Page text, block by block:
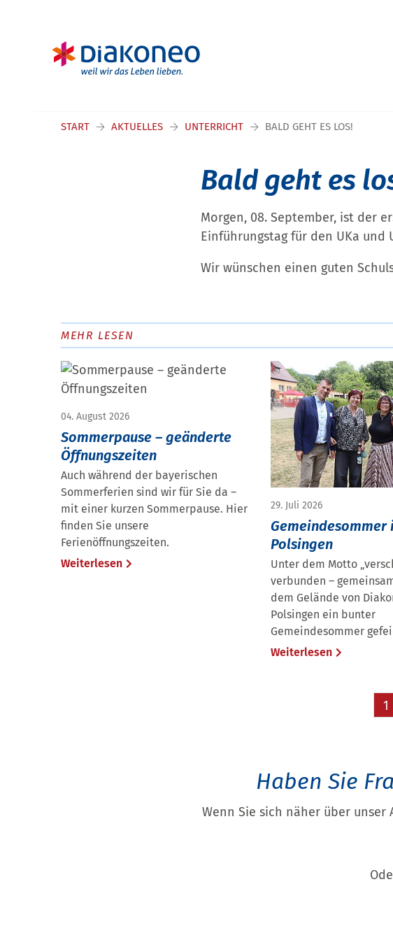
START AKTUELLES UNTERRICHT BALD GEHT ES LOS!
Bald geht es
Morgen, 08. September, ist der
Einführungstag für den UKa und
Wir wünschen einen guten
MEHR LESEN
04. August 2026
Sommerpause – geänderte
Öffnungszeiten
Auch während der bayerischen
Sommerferien sind wir für Sie da –
mit einer kurzen Sommerpause. Hier
finden Sie unsere
Ferienöffnungszeiten.
Weiterlesen
29. Juli 2026
Gemeindesommer
Polsingen
Unter dem Motto
verbunden –
dem Gelände von
Polsingen ein bunter
Gemeindesommer
Weiterlesen
1
Haben Sie
Wenn Sie sich näher über